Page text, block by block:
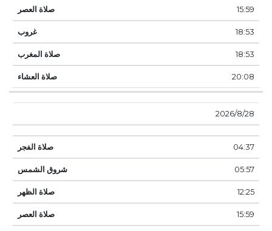
15:59
18:53
18:53
20:08
28‏‏/8‏‏/2026
04:37
05:57
12:25
15:59